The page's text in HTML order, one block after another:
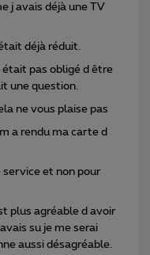
j avais déjà une TV
déjà réduit.
était pas obligé d être
une question.
ne vous plaise pas
a rendu ma carte d
service et non pour
plus agréable d avoir
su je me serai
aussi désagréable.